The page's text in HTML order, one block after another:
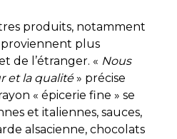
produits, notamment
plus
de l’étranger. « Nous
et la qualité» précise
« épicerie fine » se
et italiennes, sauces,
alsacienne, chocolats